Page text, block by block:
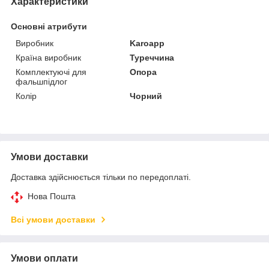
Основні атрибути
Виробник
Karoapp
Країна виробник
Туреччина
Комплектуючі для
фальшпідлог
Опора
Колір Чорний
Умови доставки
Доставка здійснюється тільки по передоплаті.
Нова Пошта
Всі умови доставки
Умови оплати